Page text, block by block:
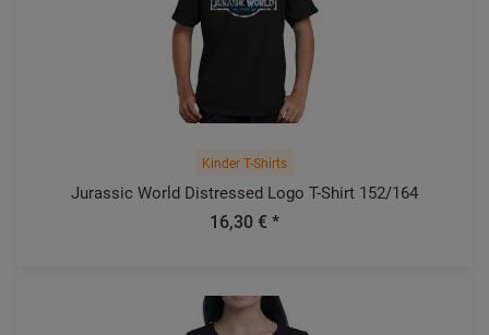
Kinder T-Shirts
Jurassic World Distressed Logo T-Shirt 152/164
16,30 € *